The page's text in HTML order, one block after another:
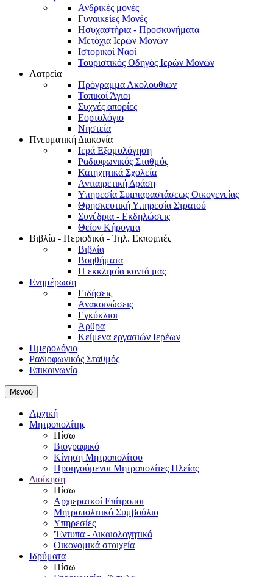
Ανδρικές μονές
Γυναικείες Μονές
Ησυχαστήρια - Προσκυνήματα
Μετόχια Ιερών Μονών
Ιστορικοί Ναοί
Τουριστικός Οδηγός Ιερών Μονών
Λατρεία
Πρόγραμμα Ακολουθιών
Τοπικοί Άγιοι
Συχνές απορίες
Εορτολόγιο
Νηστεία
Πνευματική Διακονία
Ιερά Εξομολόγηση
Ραδιοφωνικός Σταθμός
Κατηχητικά Σχολεία
Αντιαιρετική Δράση
Υπηρεσία Συμπαραστάσεως Οικογενείας
Θρησκευτική Υπηρεσία Στρατού
Συνέδρια - Εκδηλώσεις
Θείον Κήρυγμα
Βιβλία - Περιοδικά - Τηλ. Εκπομπές
Βιβλία
Βοηθήματα
Η εκκλησία κοντά μας
Ενημέρωση
Ειδήσεις
Ανακοινώσεις
Εγκύκλιοι
Άρθρα
Κείμενα εργασιών Ιερέων
Ημερολόγιο
Ραδιοφωνικός Σταθμός
Επικοινωνία
Μενού
Αρχική
Μητροπολίτης
Πίσω
Βιογραφικό
Κίνηση Μητροπολίτου
Προηγούμενοι Μητροπολίτες Ηλείας
Διοίκηση
Πίσω
Αρχιερατκοί Επίτροποι
Μητροπολιτικό Συμβούλιο
Υπηρεσίες
'Έντυπα - Δικαιολογητικά
Οικονομικά στοιχεία
Ιδρύματα
Πίσω